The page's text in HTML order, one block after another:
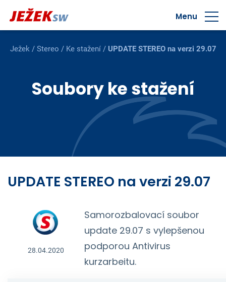
Menu
Ježek/ Stereo / Ke stažení/ UPDATE STEREO na verzi 29.07
Soubory ke stažení
UPDATE STEREO na verzi 29.07
28.04.2020
Samorozbalovací soubor
update 29.07 s vylepšenou
podporou Antivirus
kurzarbeitu.